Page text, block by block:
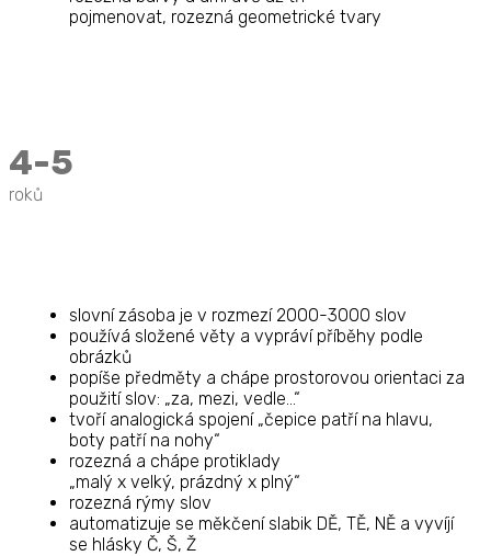
pojmenovat, rozezná geometrické tvary
4-5
roků
slovní zásoba je v rozmezí 2000-3000 slov
používá složené věty a vypráví příběhy podle
obrázků
popíše předměty a chápe prostorovou orientaci za
použití slov: „za, mezi, vedle…“
tvoří analogická spojení „čepice patří na hlavu,
boty patří na nohy“
rozezná a chápe protiklady
„malý x velký, prázdný x plný“
rozezná rýmy slov
automatizuje se měkčení slabik DĚ, TĚ, NĚ a vyvíjí
se hlásky Č, Š, Ž